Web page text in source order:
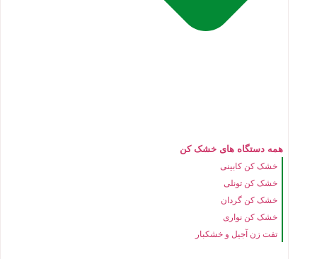
همه دستگاه های خشک کن
خشک کن کابینی
خشک کن تونلی
خشک کن گردان
خشک کن نواری
تفت زن آجیل و خشکبار